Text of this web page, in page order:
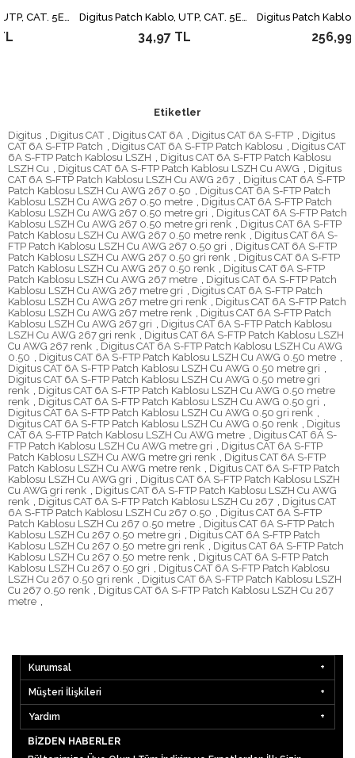
Digitus Patch Kablo, UTP, CAT. 5E, 2 metre, AWG 26/7, Mavi Renk, 3P sertifikalı Digitus Patch Kablo, UTP, CAT. 5E, 0.5 metre, AWG 26/7, Yeşil Renk, 3P sertifikalı
34,97 TL 256,99 TL
Etiketler
Digitus
Digitus CAT Digitus CAT 6A Digitus CAT 6A S-FTP
Digitus
CAT 6A S-FTP Patch
Digitus CAT 6A S-FTP Patch Kablosu
Digitus CAT
6A S-FTP Patch Kablosu LSZH
Digitus CAT 6A S-FTP Patch Kablosu
LSZH Cu
Digitus CAT 6A S-FTP Patch Kablosu LSZH Cu AWG
Digitus
CAT 6A S-FTP Patch Kablosu LSZH Cu AWG 267
Digitus CAT 6A S-FTP
Patch Kablosu LSZH Cu AWG 267 0.50
Digitus CAT 6A S-FTP Patch
Kablosu LSZH Cu AWG 267 0.50 metre
Digitus CAT 6A S-FTP Patch
Kablosu LSZH Cu AWG 267 0.50 metre gri
Digitus CAT 6A S-FTP Patch
Kablosu LSZH Cu AWG 267 0.50 metre gri renk
Digitus CAT 6A S-FTP
Patch Kablosu LSZH Cu AWG 267 0.50 metre renk
Digitus CAT 6A S-
FTP Patch Kablosu LSZH Cu AWG 267 0.50 gri
Digitus CAT 6A S-FTP
Patch Kablosu LSZH Cu AWG 267 0.50 gri renk
Digitus CAT 6A S-FTP
Patch Kablosu LSZH Cu AWG 267 0.50 renk
Digitus CAT 6A S-FTP
Patch Kablosu LSZH Cu AWG 267 metre
Digitus CAT 6A S-FTP Patch
Kablosu LSZH Cu AWG 267 metre gri
Digitus CAT 6A S-FTP Patch
Kablosu LSZH Cu AWG 267 metre gri renk
Digitus CAT 6A S-FTP Patch
Kablosu LSZH Cu AWG 267 metre renk
Digitus CAT 6A S-FTP Patch
Kablosu LSZH Cu AWG 267 gri
Digitus CAT 6A S-FTP Patch Kablosu
LSZH Cu AWG 267 gri renk
Digitus CAT 6A S-FTP Patch Kablosu LSZH
Cu AWG 267 renk
Digitus CAT 6A S-FTP Patch Kablosu LSZH Cu AWG
0.50
Digitus CAT 6A S-FTP Patch Kablosu LSZH Cu AWG 0.50 metre
Digitus CAT 6A S-FTP Patch Kablosu LSZH Cu AWG 0.50 metre gri
Digitus CAT 6A S-FTP Patch Kablosu LSZH Cu AWG 0.50 metre gri
renk
Digitus CAT 6A S-FTP Patch Kablosu LSZH Cu AWG 0.50 metre
renk
Digitus CAT 6A S-FTP Patch Kablosu LSZH Cu AWG 0.50 gri
Digitus CAT 6A S-FTP Patch Kablosu LSZH Cu AWG 0.50 gri renk
Digitus CAT 6A S-FTP Patch Kablosu LSZH Cu AWG 0.50 renk
Digitus
CAT 6A S-FTP Patch Kablosu LSZH Cu AWG metre
Digitus CAT 6A S-
FTP Patch Kablosu LSZH Cu AWG metre gri
Digitus CAT 6A S-FTP
Patch Kablosu LSZH Cu AWG metre gri renk
Digitus CAT 6A S-FTP
Patch Kablosu LSZH Cu AWG metre renk
Digitus CAT 6A S-FTP Patch
Kablosu LSZH Cu AWG gri
Digitus CAT 6A S-FTP Patch Kablosu LSZH
Cu AWG gri renk
Digitus CAT 6A S-FTP Patch Kablosu LSZH Cu AWG
renk
Digitus CAT 6A S-FTP Patch Kablosu LSZH Cu 267
Digitus CAT
6A S-FTP Patch Kablosu LSZH Cu 267 0.50
Digitus CAT 6A S-FTP
Patch Kablosu LSZH Cu 267 0.50 metre
Digitus CAT 6A S-FTP Patch
Kablosu LSZH Cu 267 0.50 metre gri
Digitus CAT 6A S-FTP Patch
Kablosu LSZH Cu 267 0.50 metre gri renk
Digitus CAT 6A S-FTP Patch
Kablosu LSZH Cu 267 0.50 metre renk
Digitus CAT 6A S-FTP Patch
Kablosu LSZH Cu 267 0.50 gri
Digitus CAT 6A S-FTP Patch Kablosu
LSZH Cu 267 0.50 gri renk
Digitus CAT 6A S-FTP Patch Kablosu LSZH
Cu 267 0.50 renk
Digitus CAT 6A S-FTP Patch Kablosu LSZH Cu 267
metre
Kurumsal
Müşteri İlişkileri
Yardım
BIZDEN HABERLER